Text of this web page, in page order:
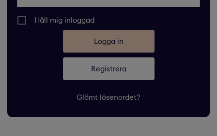
Håll mig inloggad
Registrera
Glömt lösenordet?